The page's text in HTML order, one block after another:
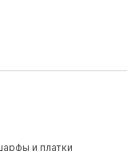
и платки